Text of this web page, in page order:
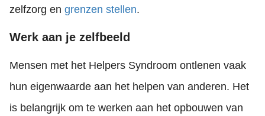
zelfzorg en grenzen stellen.
Werk aan je zelfbeeld
Mensen met het Helpers Syndroom ontlenen vaak
hun eigenwaarde aan het helpen van anderen. Het
is belangrijk om te werken aan het opbouwen van